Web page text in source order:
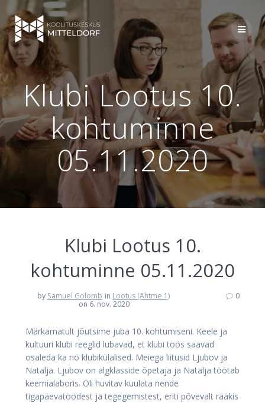
Skip
to
content
Klubi Lootus 10.
kohtuminne
05.11.2020
Klubi Lootus 10.
kohtuminne 05.11.2020
by Samuel Golomb in Lootus (Ahtme 1)
on 6. nov. 2020
0
Märkamatult jõutsime juba 10. kohtumiseni. Keele ja
kultuuri klubi reeglid lubavad, et klubi töös saavad
osaleda ka nö klubikülalised. Meiega liitusid Ljubov ja
Natalja. Ljubov on algklasside õpetaja ja Natalja töötab
keemialaboris. Oli huvitav kuulata nende
tigapäevatöödest ja tegegemistest, eriti põvevalt rääkis